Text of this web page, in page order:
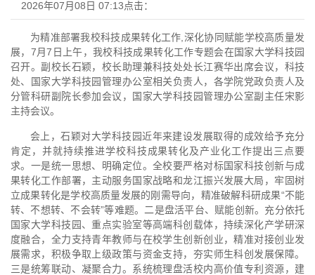
2026年07月08日 07:13点击：
为精准部署我校科技成果转化工作,深化协同赋能学校高质量发
展，7月7日上午，我校科技成果转化工作专题会在国家大学科技园
召开。副校长石颖，校长助理兼科技处处长江赛华出席会议，科技
处、国家大学科技园管理办公室相关负责人，各学院党政负责人及
分管科研副院长参加会议，国家大学科技园管理办公室副主任宋影
主持会议。
会上，石颖对大学科技园近年来建设发展取得的成效给予充分
肯定，并就持续推进学校科技成果转化及产业化工作提出三点要
求。一是统一思想、明确定位。全校要严格对标国家科技创新与成
果转化工作部署，主动服务国家战略和龙江振兴发展大局，牢固树
立成果转化是学校高质量发展的刚需导向，精准破解科研成果“不能
转、不想转、不会转”等难题。二是盘活平台、赋能创新。充分依托
国家大学科技园、重点实验室等高端科创载体，持续深化产学研深
度融合，全力支持青年教师与在校学生创新创业，精准对接创业发
展需求，积极争取上级政策与资金支持，夯实师生科创发展保障。
三是统筹联动、凝聚合力。系统梳理盘活校内高价值专利资源，建